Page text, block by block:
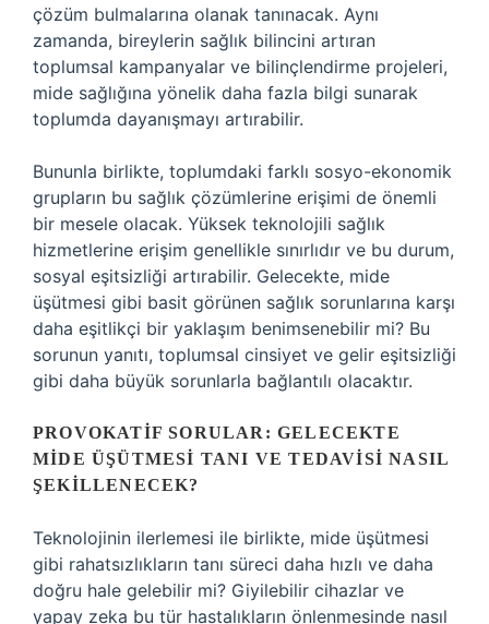
çözüm bulmalarına olanak tanınacak. Aynı
zamanda, bireylerin sağlık bilincini artıran
toplumsal kampanyalar ve bilinçlendirme projeleri,
mide sağlığına yönelik daha fazla bilgi sunarak
toplumda dayanışmayı artırabilir.
Bununla birlikte, toplumdaki farklı sosyo-ekonomik
grupların bu sağlık çözümlerine erişimi de önemli
bir mesele olacak. Yüksek teknolojili sağlık
hizmetlerine erişim genellikle sınırlıdır ve bu durum,
sosyal eşitsizliği artırabilir. Gelecekte, mide
üşütmesi gibi basit görünen sağlık sorunlarına karşı
daha eşitlikçi bir yaklaşım benimsenebilir mi? Bu
sorunun yanıtı, toplumsal cinsiyet ve gelir eşitsizliği
gibi daha büyük sorunlarla bağlantılı olacaktır.
PROVOKATIF SORULAR: GELECEKTE
MIDE ÜŞÜTMESI TANI VE TEDAVISI NASIL
ŞEKILLENECEK?
Teknolojinin ilerlemesi ile birlikte, mide üşütmesi
gibi rahatsızlıkların tanı süreci daha hızlı ve daha
doğru hale gelebilir mi? Giyilebilir cihazlar ve
yapay zeka bu tür hastalıkların önlenmesinde nasıl